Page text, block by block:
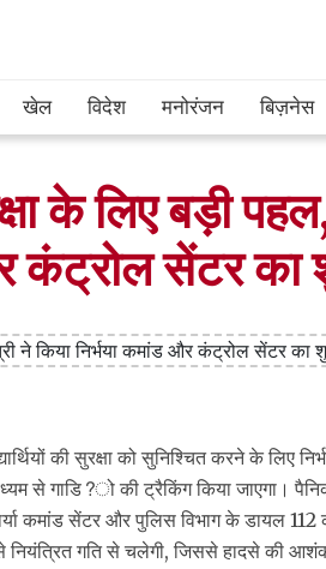
खेल विदेश मनोरंजन बिज़नेस
के लिए बड़ी
कंट्रोल सेंटर का
की सुरक्षा को सुनिश्चित करने के लिए
से गाडि?ो की ट्रैकिंग किया जाएगा।
कमांड सेंटर और पुलिस विभाग के डायल
गति से चलेगी, जिससे हादसे की